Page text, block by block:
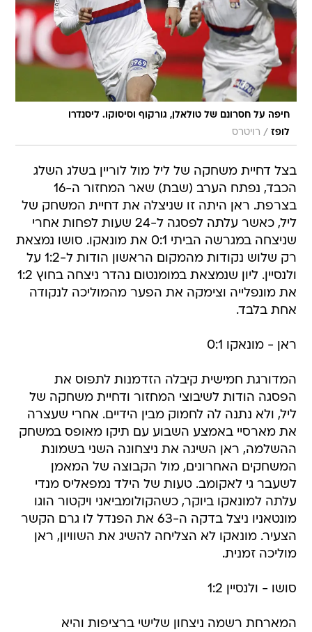
חיפה על חסרונם של טולאלן, גורקוף וסיסוקו. ליסנדרו
לופז / רויטרס
בצל דחיית משחקה של ליל מול לוריין בשלג השלג
הכבד, נפתח הערב (שבת) שאר המחזור ה-16
בצרפת. ראן היתה זו שניצלה את דחיית המשחק של
ליל, כאשר עלתה לפסגה ל-24 שעות לפחות אחרי
שניצחה במגרשה הביתי 0:1 את מונאקו. סושו נמצאת
רק שלוש נקודות מהמקום הראשון הודות ל-1:2 על
ולנסיין. ליון שנמצאת במומנטום נהדר ניצחה בחוץ 1:2
את מונפלייה וצימקה את הפער מהמוליכה לנקודה
אחת בלבד.
ראן - מונאקו 0:1
המדורגת חמישית קיבלה הזדמנות לתפוס את
הפסגה הודות לשיבוצי המחזור ודחיית משחקה של
ליל, ולא נתנה לה לחמוק מבין הידיים. אחרי שעצרה
את מארסיי באמצע השבוע עם תיקו מאופס במשחק
ההשלמה, ראן השיגה את ניצחונה השני בשמונת
המשחקים האחרונים, מול הקבוצה של המאמן
לשעבר גי לאקומב. טעות של הילד נמפאליס מנדי
עלתה למונאקו ביוקר, כשהקולומביאני ויקטור הוגו
מונטאניו ניצל בדקה ה-63 את הפנדל לו גרם הקשר
הצעיר. מונאקו לא הצליחה להשיג את השוויון, ראן
מוליכה זמנית.
סושו - ולנסיין 1:2
המארחת רשמה ניצחון שלישי ברציפות והיא